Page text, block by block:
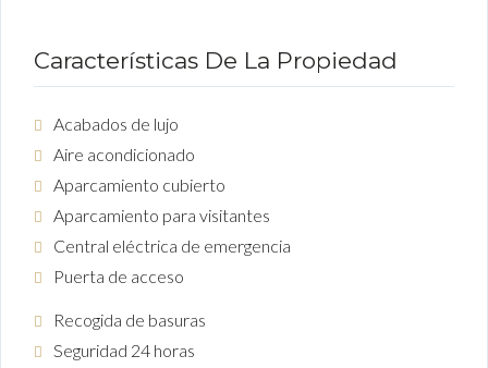
Características De La Propiedad
Acabados de lujo
Aire acondicionado
Aparcamiento cubierto
Aparcamiento para visitantes
Central eléctrica de emergencia
Puerta de acceso
Recogida de basuras
Seguridad 24 horas